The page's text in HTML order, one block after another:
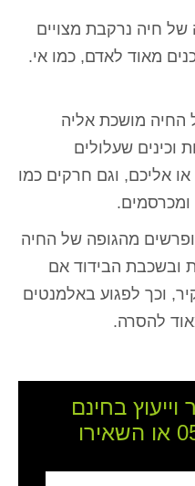
של חיה נרקבת מצויים
מאוד לאדם, כמו אי.
החיה מושכת אליה
וכינים שעלולים
אליכם, וגם חרקים כמו
ומכרסמים.
מהגופה של החיה
ובשכבת הבידוד אם
וכך לפגוע באלמנטים
להסרה.
בחינם
או השאירו